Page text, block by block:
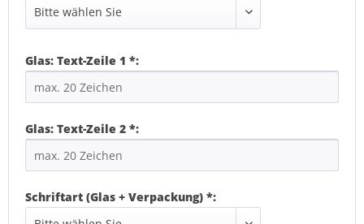
Glas: Text-Zeile 1 *:
Glas: Text-Zeile 2 *:
Schriftart (Glas + Verpackung) *: